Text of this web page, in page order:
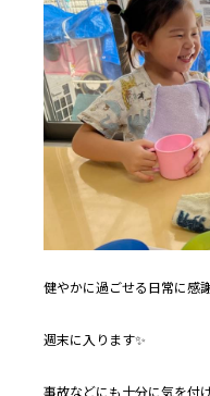
健やかに過ごせる日常に感
週末に入ります✨
事故などにも十分に気を付